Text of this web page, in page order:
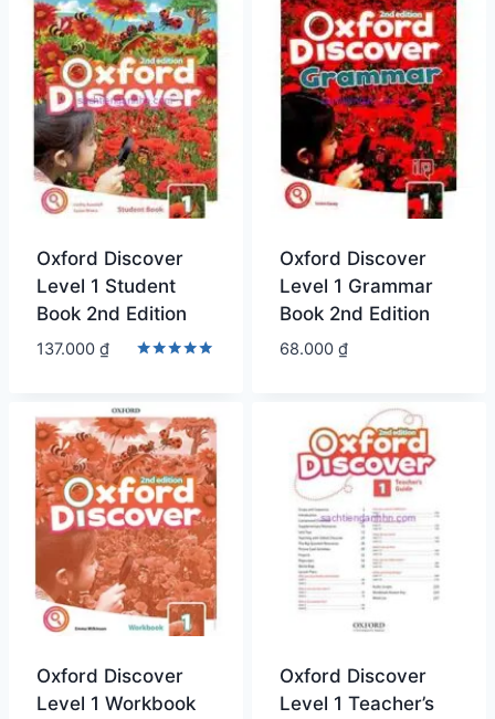
mới
nhất
Oxford Discover
Level 1 Student
Book 2nd Edition
5 sao
137.000 ₫
Oxford Discover
Level 1 Grammar
Book 2nd Edition
68.000 ₫
Oxford Discover
Level 1 Workbook
Oxford Discover
Level 1 Teacher’s